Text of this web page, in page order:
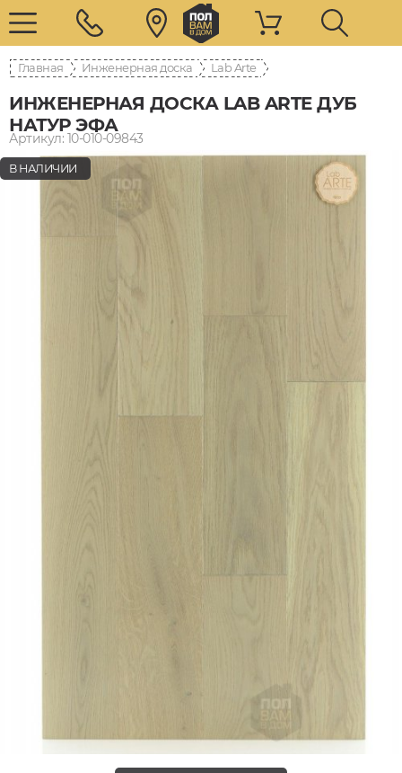
Главная Инженерная доска Lab Arte
ИНЖЕНЕРНАЯ ДОСКА LAB ARTE ДУБ
НАТУР ЭФА
Артикул: 10-010-09843
В НАЛИЧИИ